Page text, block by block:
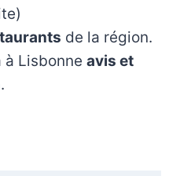
de la région.
à Lisbonne avis et
.